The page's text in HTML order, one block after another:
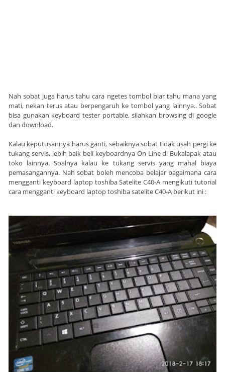
Nah sobat juga harus tahu cara ngetes tombol biar tahu mana yang
mati, nekan terus atau berpengaruh ke tombol yang lainnya.. Sobat
bisa gunakan keyboard tester portable, silahkan browsing di google
dan download.
Kalau keputusannya harus ganti, sebaiknya sobat tidak usah pergi ke
tukang servis, lebih baik beli keyboardnya On Line di Bukalapak atau
toko lainnya. Soalnya kalau ke tukang servis yang mahal biaya
pemasangannya. Nah sobat boleh mencoba belajar bagaimana cara
mengganti keyboard laptop toshiba Satelite C40-A mengikuti tutorial
cara mengganti keyboard laptop toshiba satelite C40-A berikut ini :